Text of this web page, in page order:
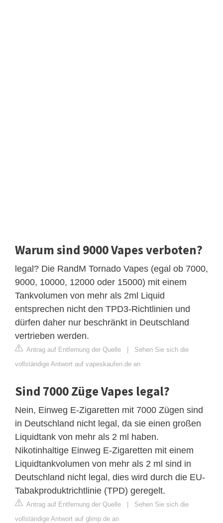
Warum sind 9000 Vapes verboten?
legal? Die RandM Tornado Vapes (egal ob 7000,
9000, 10000, 12000 oder 15000) mit einem
Tankvolumen von mehr als 2ml Liquid
entsprechen nicht den TPD3-Richtlinien und
dürfen daher nur beschränkt in Deutschland
vertrieben werden.
Antrag auf Entfernung der Quelle | Sehen Sie sich die
vollständige Antwort auf vapeskaufen.de an
Sind 7000 Züge Vapes legal?
Nein, Einweg E-Zigaretten mit 7000 Zügen sind
in Deutschland nicht legal, da sie einen großen
Liquidtank von mehr als 2 ml haben.
Nikotinhaltige Einweg E-Zigaretten mit einem
Liquidtankvolumen von mehr als 2 ml sind in
Deutschland nicht legal, dies wird durch die EU-
Tabakproduktrichtlinie (TPD) geregelt.
Antrag auf Entfernung der Quelle | Sehen Sie sich die
vollständige Antwort auf glimp.de an